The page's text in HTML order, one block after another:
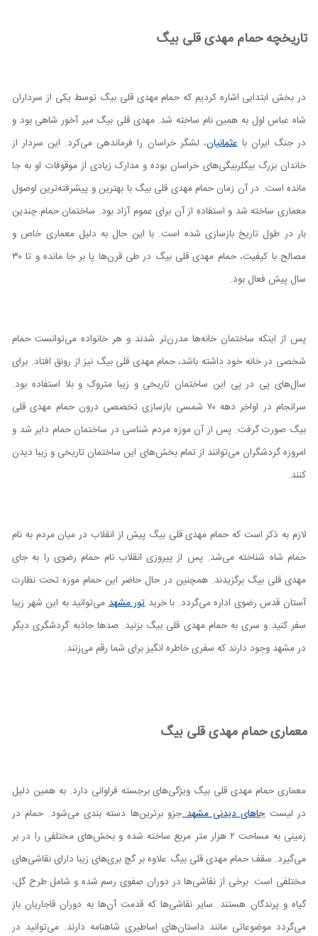
تاریخچه حمام مهدی قلی بیگ
در بخش ابتدایی اشاره کردیم که حمام مهدی قلی بیگ توسط یکی از سرداران
شاه عباس اول به همین نام ساخته شد. مهدی قلی بیگ میر آخور شاهی بود و
در جنگ ایران باعثمانیان، لشگر خراسان را فرماندهی می‌کرد. این سردار از
خاندان بزرگ بیگلربیگی‌های خراسان بوده و مدارک زیادی از موقوفات او به جا
مانده است. در آن زمان حمام مهدی قلی بیگ با بهترین و پیشرفته‌ترین اوصول
معماری ساخته شد و استفاده از آن برای عموم آزاد بود. ساختمان حمام چندین
بار در طول تاریخ بازسازی شده است. با این حال به دلیل معماری خاص و
مصالح با کیفیت، حمام مهدی قلی بیگ در طی قرن‌ها پا بر جا مانده و تا ۳۰
سال پیش فعال بود.
پس از اینکه ساختمان خانه‌ها مدرن‌تر شدند و هر خانواده می‌توانست حمام
شخصی در خانه خود داشته باشد، حمام مهدی قلی بیگ نیز از رونق افتاد. برای
سال‌های پی در پی این ساختمان تاریخی و زیبا متروک و بلا استفاده بود.
سرانجام در اواخر دهه ۷۰ شمسی بازسازی تخصصی درون حمام مهدی قلی
بیگ صورت گرفت. پس از آن موزه مردم شناسی در ساختمان حمام دایر شد و
امروزه گردشگران می‌توانند از تمام بخش‌های این ساختمان تاریخی و زیبا دیدن
کنند.
لازم به ذکر است که حمام مهدی قلی بیگ پیش از انقلاب در میان مردم به نام
حمام شاه شناخته می‌شد. پس از پیروزی انقلاب نام حمام رضوی را به‌ جای
مهدی قلی بیگ برگزیدند. همچنین در حال حاضر این حمام موزه تحت نظارت
آستان قدس رضوی اداره می‌گردد. با خریدتور مشهدمی‌توانید به این شهر زیبا
سفر کنید و سری به حمام مهدی قلی بیگ بزنید. صدها جاذبه گردشگری دیگر
در مشهد وجود دارند که سفری خاطره انگیز برای شما رقم می‌زنند.
معماری حمام مهدی قلی بیگ
معماری حمام مهدی قلی بیگ ویژگی‌های برجسته فراوانی دارد. به همین دلیل
در لیستجاهای دیدنی مشهدجزو برترین‌ها دسته بندی می‌شود. حمام در
زمینی به مساحت ۲ هزار متر مربع ساخته شده و بخش‌های مختلفی را در بر
می‌گیرد. سقف حمام مهدی قلی بیگ علاوه بر گچ بری‌های زیبا دارای نقاشی‌های
مختلفی است. برخی از نقاشی‌ها در دوران صفوی رسم شده و شامل طرح گل،
گیاه و پرندگان هستند. سایر نقاشی‌ها که قدمت آن‌ها به دوران قاجاریان باز
می‌گردد موضوعاتی مانند داستان‌های اساطیری شاهنامه دارند. می‌توانید در